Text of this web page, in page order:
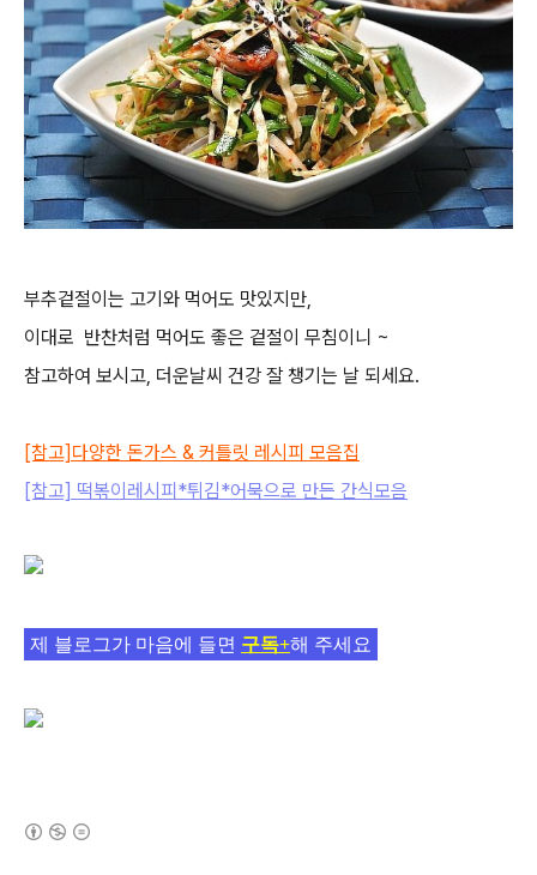
부추겉절이는 고기와 먹어도 맛있지만,
이대로 반찬처럼 먹어도 좋은 겉절이 무침이니 ~
참고하여 보시고, 더운날씨 건강 잘 챙기는 날 되세요.
[참고] 다양한 돈가스 & 커틀릿 레시피 모음집
[참고] 떡볶이레시피*튀김*어묵으로 만든 간식모음
제 블로그가 마음에 들면 구독+해 주세요